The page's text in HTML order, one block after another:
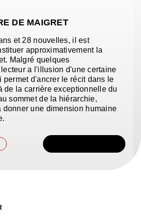
DE MAIGRET
et 28 nouvelles, il est
approximativement la
Malgré quelques
a l'illusion d'une certaine
permet d'ancrer le récit dans le
de la carrière exceptionnelle du
sommet de la hiérarchie,
donner une dimension humaine